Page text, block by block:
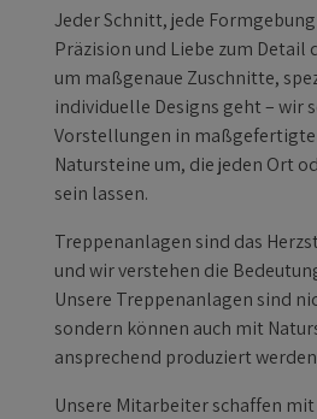
Jeder Schnitt, jede
Präzision und Liebe zum Detail
um maßgenaue Zuschnitte,
individuelle Designs geht – wir
Vorstellungen in
Natursteine um, die jeden Ort
sein lassen.
Treppenanlagen sind das
und wir verstehen die
Unsere Treppenanlagen sind
sondern können auch mit
ansprechend produziert
Unsere Mitarbeiter schaffen